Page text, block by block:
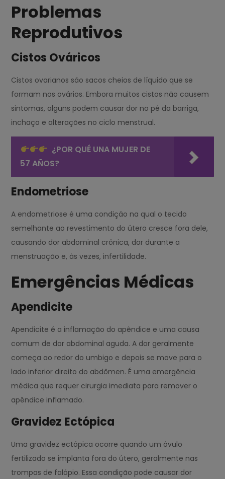
Problemas
Reprodutivos
Cistos Ováricos
Cistos ovarianos são sacos cheios de líquido que se
formam nos ovários. Embora muitos cistos não causem
sintomas, alguns podem causar dor no pé da barriga,
inchaço e alterações no ciclo menstrual.
¿POR QUÉ UNA MUJER DE
57 AÑOS?
Endometriose
A endometriose é uma condição na qual o tecido
semelhante ao revestimento do útero cresce fora dele,
causando dor abdominal crônica, dor durante a
menstruação e, às vezes, infertilidade.
Emergências Médicas
Apendicite
Apendicite é a inflamação do apêndice e uma causa
comum de dor abdominal aguda. A dor geralmente
começa ao redor do umbigo e depois se move para o
lado inferior direito do abdômen. É uma emergência
médica que requer cirurgia imediata para remover o
apêndice inflamado.
Gravidez Ectópica
Uma gravidez ectópica ocorre quando um óvulo
fertilizado se implanta fora do útero, geralmente nas
trompas de falópio. Essa condição pode causar dor